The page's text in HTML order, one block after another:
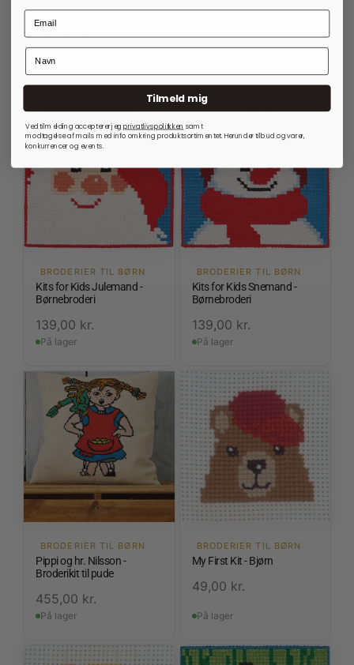
Noahs Ark
805,00kr.
På lager
Kits for Kids Nisse -
139,00kr.
BRODERIER TIL BØRN
Kits for Kids Julemand -
Børnebroderi
139,00 kr.
På lager
BRODERIER TIL BØRN
Kits for Kids Snemand -
Børnebroderi
139,00 kr.
På lager
BRODERIER TIL BØRN
Pippi og hr. Nilsson -
Broderikit til pude
455,00 kr.
På lager
BRODERIER TIL BØRN
My First Kit - Bjørn
49,00 kr.
På lager
Tilmeld mig
Ved tilmelding accepterer jegprivatlivspolitkken samt
modtagelse af mails med info omkring produktsortimentet. Herunder tilbud og varer,
konkurrencer og events.